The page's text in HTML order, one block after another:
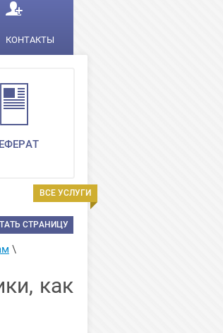
КОНТАКТЫ
ВСЕ УСЛУГИ
СТРАНИЦУ
как